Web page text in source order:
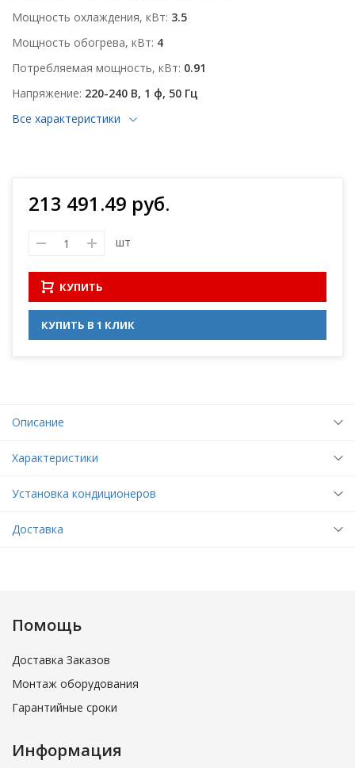
Мощность охлаждения, кВт 3.5
Мощность обогрева, кВт 4
Потребляемая мощность, кВт 0.91
Напряжение 220-240 В, 1 ф, 50 Гц
Все характеристики
213 491.49 руб.
шт
КУПИТЬ
КУПИТЬ В 1 КЛИК
Описание
Характеристики
Установка кондиционеров
Доставка
Помощь
Доставка Заказов
Монтаж оборудования
Гарантийные сроки
Информация